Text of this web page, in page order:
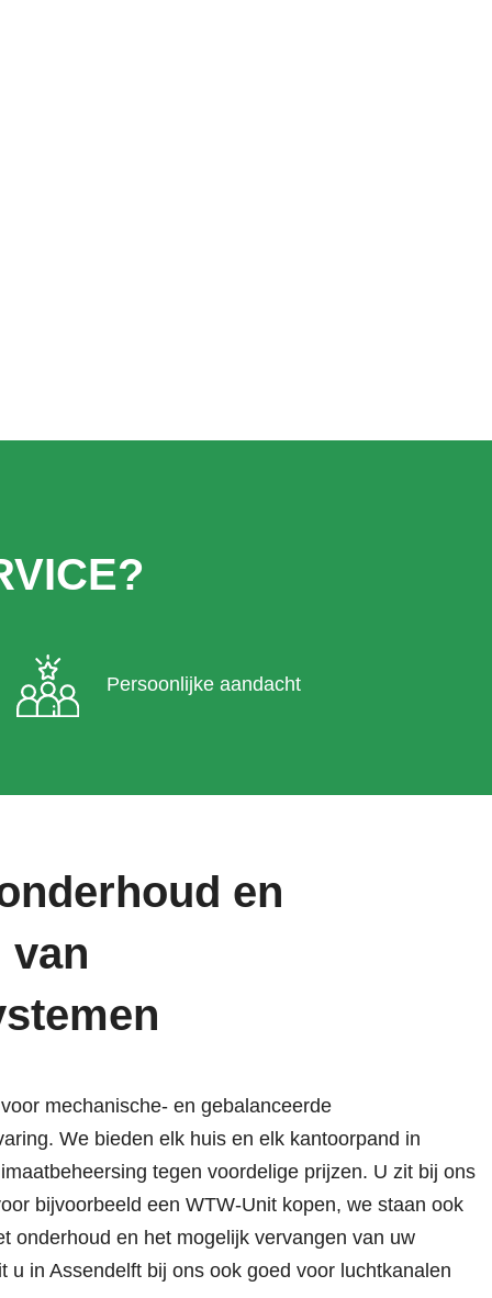
Persoonlijke aandacht
en
van
mechanische- en gebalanceerde
We bieden elk huis en elk kantoorpand in
tegen voordelige prijzen. U zit bij ons
bijvoorbeeld een WTW-Unit kopen, we staan ook
onderhoud en het mogelijk vervangen van uw
u in Assendelft bij ons ook goed voor luchtkanalen